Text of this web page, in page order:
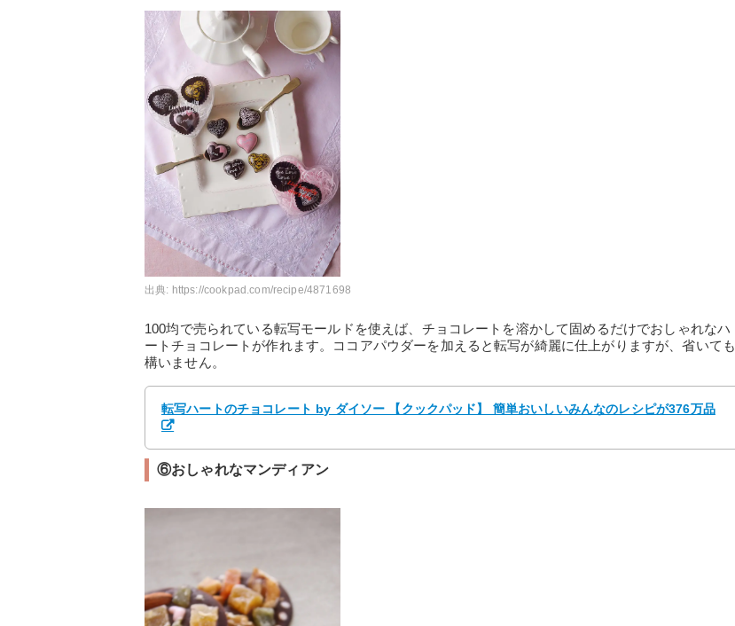
出典: https://cookpad.com/recipe/4871698
100均で売られている転写モールドを使えば、チョコレートを溶かして固めるだけでおしゃれなハ
ートチョコレートが作れます。ココアパウダーを加えると転写が綺麗に仕上がりますが、省いても
構いません。
転写ハートのチョコレート by ダイソー 【クックパッド】 簡単おいしいみんなのレシピが376万品
⑥おしゃれなマンディアン